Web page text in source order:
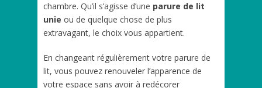
chambre. Qu’il s’agisse d’une parure de lit
unie ou de quelque chose de plus
extravagant, le choix vous appartient.
En changeant régulièrement votre parure de
lit, vous pouvez renouveler l’apparence de
votre espace sans avoir à redécorer